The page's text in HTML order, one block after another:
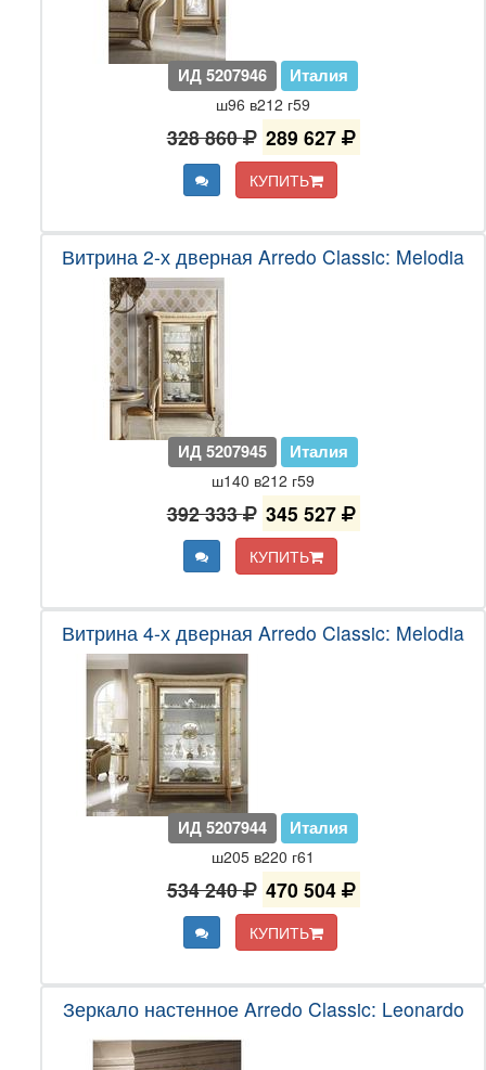
ИД 5207946 Италия
ш96 в212 г59
328 860 289 627
КУПИТЬ
Витрина 2-х дверная Arredo Classic: Melodia
ИД 5207945 Италия
ш140 в212 г59
392 333 345 527
КУПИТЬ
Витрина 4-х дверная Arredo Classic: Melodia
ИД 5207944 Италия
ш205 в220 г61
534 240 470 504
КУПИТЬ
Зеркало настенное Arredo Classic: Leonardo